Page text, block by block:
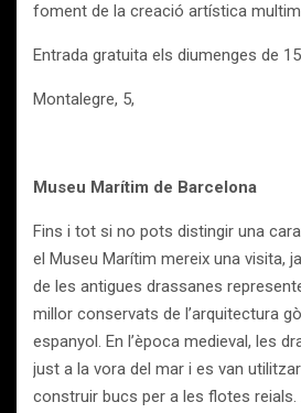
foment de la creació artística
Entrada gratuita els diumenges de
Montalegre, 5,
Museu Marítim de Barcelona
Fins i tot si no pots distingir una
el Museu Marítim mereix una visita,
de les antigues drassanes
millor conservats de l’arquitectura
espanyol. En l’època medieval, les
just a la vora del mar i es van
construir bucs per a les flotes